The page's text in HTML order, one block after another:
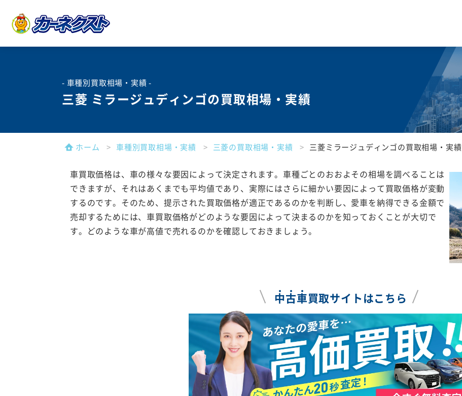
- 車種別買取相場・実績 -
三菱 ミラージュディンゴの買取相場・実績
ホーム 車種別買取相場・実績 三菱の買取相場・実績 三菱ミラージュディンゴの買取相場・実績
車買取価格は、車の様々な要因によって決定されます。車種ごとのおおよその相場を調べることは
できますが、それはあくまでも平均値であり、実際にはさらに細かい要因によって買取価格が変動
するのです。そのため、提示された買取価格が適正であるのかを判断し、愛車を納得できる金額で
売却するためには、車買取価格がどのような要因によって決まるのかを知っておくことが大切で
す。どのような車が高値で売れるのかを確認しておきましょう。
中古車買取サイトはこちら